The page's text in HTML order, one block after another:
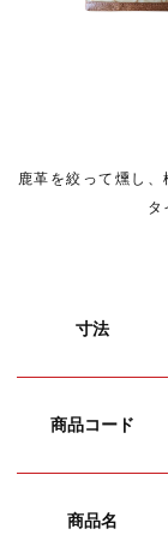
鹿革を絞って燻し
タ
寸法
商品コード
商品名